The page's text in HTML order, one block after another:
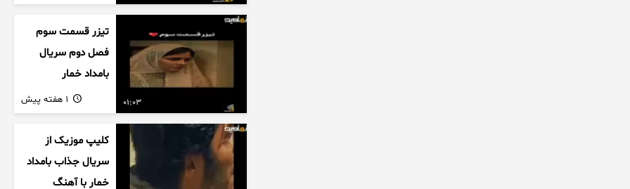
01:03
تیزر قسمت سوم
فصل دوم سریال
بامداد خمار
کلیپ موزیک از
سریال جذاب بامداد
خمار با آهنگ